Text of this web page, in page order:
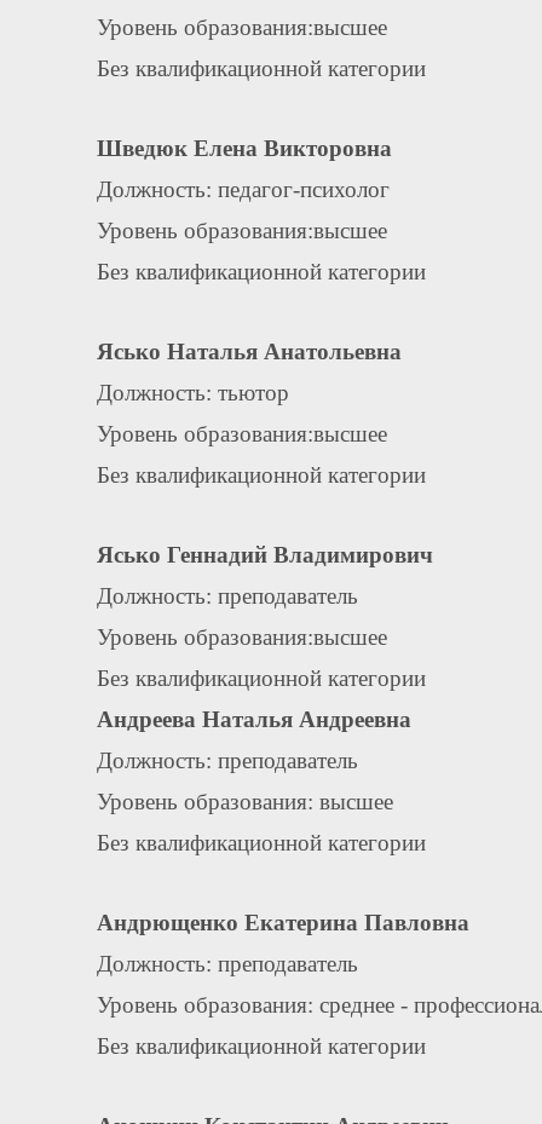
Уровень образования:высшее
Без квалификационной категории
Шведюк Елена Викторовна
Должность: педагог-психолог
Уровень образования:высшее
Без квалификационной категории
Ясько Наталья Анатольевна
Должность: тьютор
Уровень образования:высшее
Без квалификационной категории
Ясько Геннадий Владимирович
Должность: преподаватель
Уровень образования:высшее
Без квалификационной категории
Андреева Наталья Андреевна
Должность: преподаватель
Уровень образования: высшее
Без квалификационной категории
Андрющенко Екатерина Павловна
Должность: преподаватель
Уровень образования: среднее -
Без квалификационной категории